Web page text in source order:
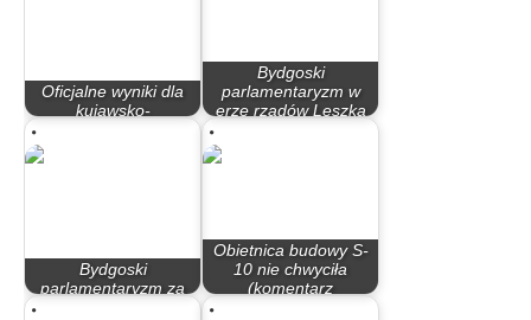
Oficjalne wyniki dla
kujawsko-
Bydgoski
parlamentaryzm w
erze rządów Leszka
Bydgoski
parlamentaryzm za
Obietnica budowy S-
10 nie chwyciła
(komentarz